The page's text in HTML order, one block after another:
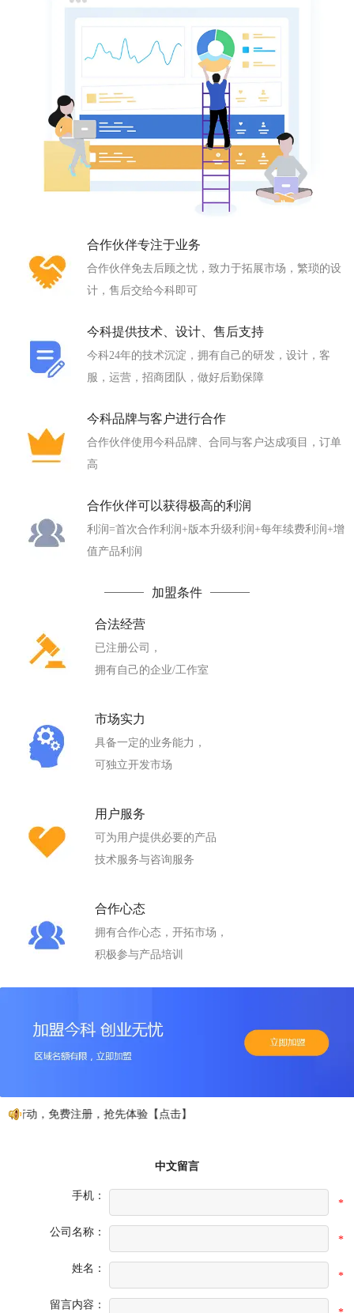
合作伙伴专注于业务
合作伙伴免去后顾之忧，致力于拓展市场，繁琐的设
计，售后交给今科即可
今科提供技术、设计、售后支持
今科24年的技术沉淀，拥有自己的研发，设计，客
服，运营，招商团队，做好后勤保障
今科品牌与客户进行合作
合作伙伴使用今科品牌、合同与客户达成项目，订单
高
合作伙伴可以获得极高的利润
利润=首次合作利润+版本升级利润+每年续费利润+增
值产品利润
加盟条件
合法经营
已注册公司，
拥有自己的企业/工作室
市场实力
具备一定的业务能力，
可独立开发市场
用户服务
可为用户提供必要的产品
技术服务与咨询服务
合作心态
拥有合作心态，开拓市场，
积极参与产品培训
行动，免费注册，抢先体验【点击】
中文留言
手机：
*
公司名称：
*
姓名：
*
留言内容：